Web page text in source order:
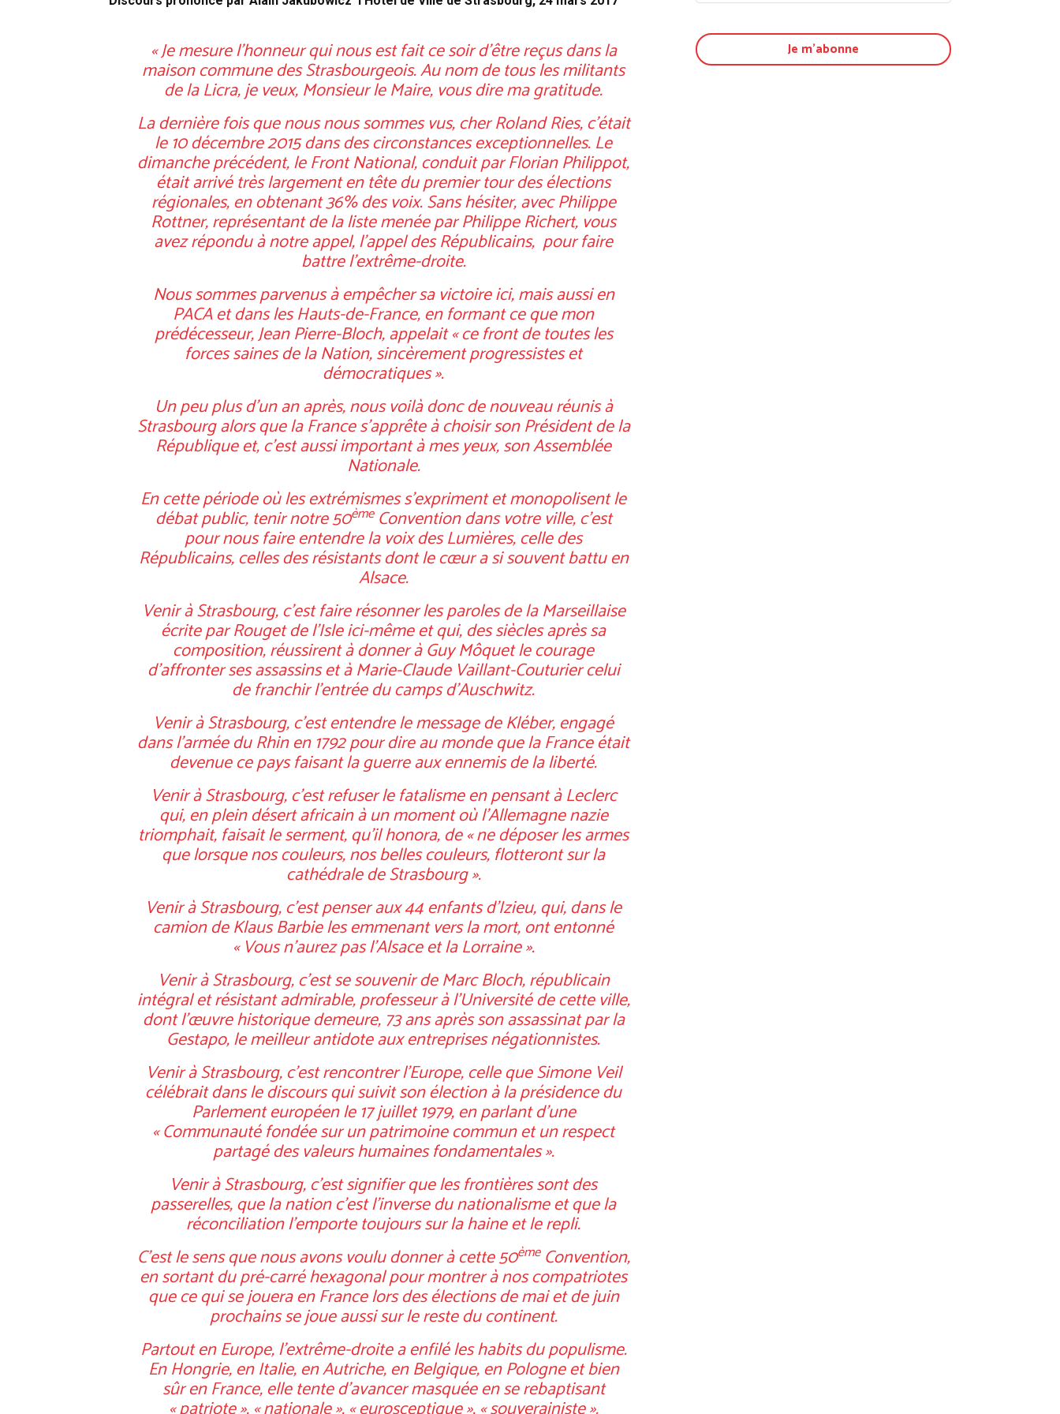
« Je mesure l’honneur qui nous est fait ce soir d’être reçus dans la
maison commune des Strasbourgeois. Au nom de tous les militants
de la Licra, je veux, Monsieur le Maire, vous dire ma gratitude.
La dernière fois que nous nous sommes vus, cher Roland Ries, c’était
le 10 décembre 2015 dans des circonstances exceptionnelles. Le
dimanche précédent, le Front National, conduit par Florian Philippot,
était arrivé très largement en tête du premier tour des élections
régionales, en obtenant 36% des voix. Sans hésiter, avec Philippe
Rottner, représentant de la liste menée par Philippe Richert, vous
avez répondu à notre appel, l’appel des Républicains, pour faire
battre l’extrême-droite.
Nous sommes parvenus à empêcher sa victoire ici, mais aussi en
PACA et dans les Hauts-de-France, en formant ce que mon
prédécesseur, Jean Pierre-Bloch, appelait « ce front de toutes les
forces saines de la Nation, sincèrement progressistes et
démocratiques ».
Un peu plus d’un an après, nous voilà donc de nouveau réunis à
Strasbourg alors que la France s’apprête à choisir son Président de la
République et, c’est aussi important à mes yeux, son Assemblée
Nationale.
En cette période où les extrémismes s’expriment et monopolisent le
débat public, tenir notre 50èmeConvention dans votre ville, c’est
pour nous faire entendre la voix des Lumières, celle des
Républicains, celles des résistants dont le cœur a si souvent battu en
Alsace.
Venir à Strasbourg, c’est faire résonner les paroles dela Marseillaise
écrite par Rouget de l’Isle ici-même et qui, des siècles après sa
composition, réussirent à donner à Guy Môquet le courage
d’affronter ses assassins et à Marie-Claude Vaillant-Couturier celui
de franchir l’entrée du camps d’Auschwitz.
Venir à Strasbourg, c’est entendre le message de Kléber, engagé
dans l’armée du Rhin en 1792 pour dire au monde que la France était
devenue ce pays faisant la guerre aux ennemis de la liberté.
Venir à Strasbourg, c’est refuser le fatalisme en pensant à Leclerc
qui, en plein désert africain à un moment où l’Allemagne nazie
triomphait, faisait le serment, qu’il honora, de « ne déposer les armes
que lorsque nos couleurs, nos belles couleurs, flotteront sur la
cathédrale de Strasbourg ».
Venir à Strasbourg, c’est penser aux 44 enfants d’Izieu, qui, dans le
camion de Klaus Barbie les emmenant vers la mort, ont entonné
« Vous n’aurez pas l’Alsace et la Lorraine ».
Venir à Strasbourg, c’est se souvenir de Marc Bloch, républicain
intégral et résistant admirable, professeur à l’Université de cette ville,
dont l’œuvre historique demeure, 73 ans après son assassinat par la
Gestapo, le meilleur antidote aux entreprises négationnistes.
Venir à Strasbourg, c’est rencontrer l’Europe, celle que Simone Veil
célébrait dans le discours qui suivit son élection à la présidence du
Parlement européen le 17 juillet 1979, en parlant d’une
« Communauté fondée sur un patrimoine commun et un respect
partagé des valeurs humaines fondamentales ».
Venir à Strasbourg, c’est signifier que les frontières sont des
passerelles, que la nation c’est l’inverse du nationalisme et que la
réconciliation l’emporte toujours sur la haine et le repli.
C’est le sens que nous avons voulu donner à cette 50èmeConvention,
en sortant du pré-carré hexagonal pour montrer à nos compatriotes
que ce qui se jouera en France lors des élections de mai et de juin
prochains se joue aussi sur le reste du continent.
Partout en Europe, l’extrême-droite a enfilé les habits du populisme.
En Hongrie, en Italie, en Autriche, en Belgique, en Pologne et bien
sûr en France, elle tente d’avancer masquée en se rebaptisant